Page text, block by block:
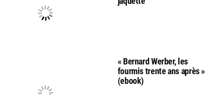
« Bernard Werber, les
fourmis trente ans après »
(ebook)